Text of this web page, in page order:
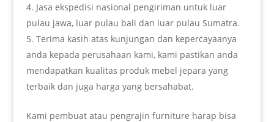
Jasa ekspedisi nasional pengiriman untuk luar
pulau jawa, luar pulau bali dan luar pulau Sumatra.
Terima kasih atas kunjungan dan kepercayaanya
anda kepada perusahaan kami, kami pastikan anda
mendapatkan kualitas produk mebel jepara yang
terbaik dan juga harga yang bersahabat.
Kami pembuat atau pengrajin furniture harap bisa